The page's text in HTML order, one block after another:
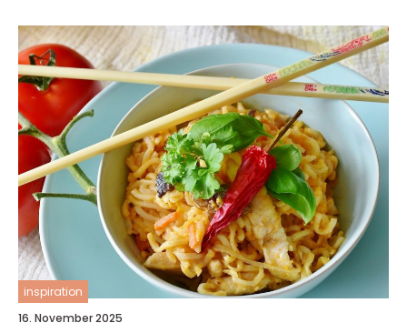
inspiration
16. November 2025